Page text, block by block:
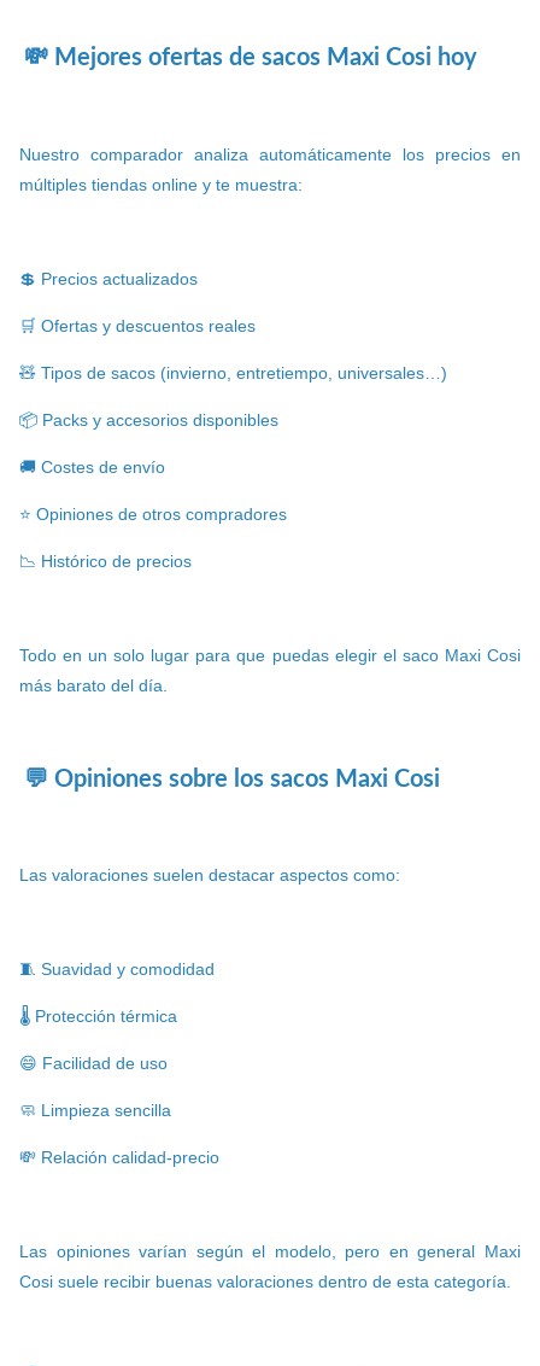
💸 Mejores ofertas de sacos Maxi Cosi hoy
Nuestro comparador analiza automáticamente los precios en
múltiples tiendas online y te muestra:
💲 Precios actualizados
🛒 Ofertas y descuentos reales
🧸 Tipos de sacos (invierno, entretiempo, universales…)
📦 Packs y accesorios disponibles
🚚 Costes de envío
⭐ Opiniones de otros compradores
📉 Histórico de precios
Todo en un solo lugar para que puedas elegir el saco Maxi Cosi
más barato del día.
💬 Opiniones sobre los sacos Maxi Cosi
Las valoraciones suelen destacar aspectos como:
🧵 Suavidad y comodidad
🌡️ Protección térmica
😄 Facilidad de uso
🧼 Limpieza sencilla
💸 Relación calidad-precio
Las opiniones varían según el modelo, pero en general Maxi
Cosi suele recibir buenas valoraciones dentro de esta categoría.